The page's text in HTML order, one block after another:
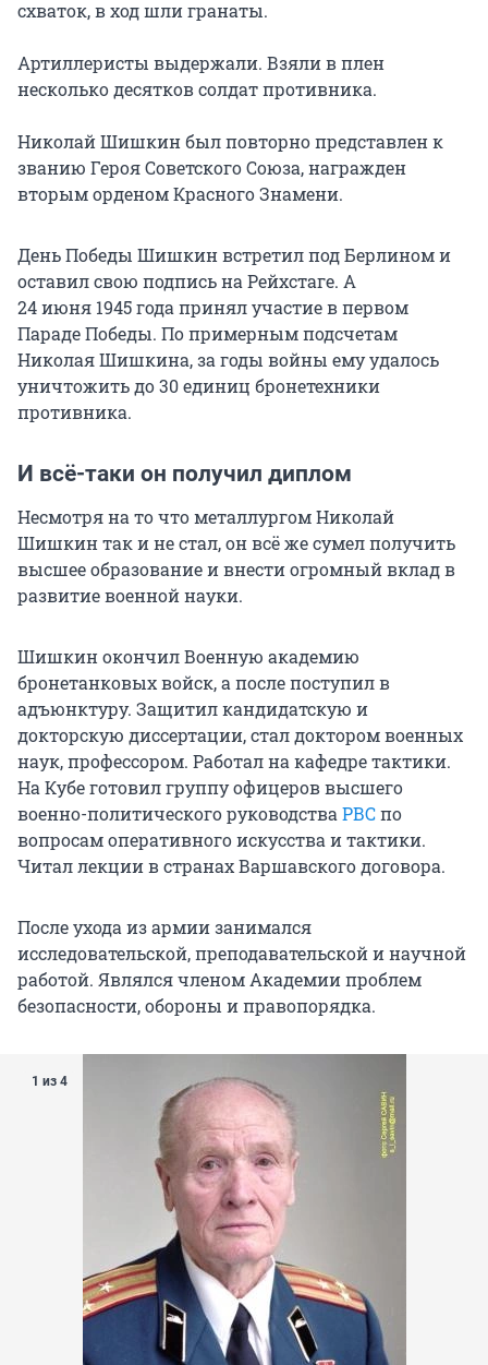
схваток, в ход шли гранаты.
Артиллеристы выдержали. Взяли в плен
несколько десятков солдат противника.
Николай Шишкин был повторно представлен к
званию Героя Советского Союза, награжден
вторым орденом Красного Знамени.
День Победы Шишкин встретил под Берлином и
оставил свою подпись на Рейхстаге. А
24 июня 1945 года принял участие в первом
Параде Победы. По примерным подсчетам
Николая Шишкина, за годы войны ему удалось
уничтожить до30 единиц бронетехники
противника.
И всё-таки он получил диплом
Несмотря на то что металлургом Николай
Шишкин так и не стал, он всё же сумел получить
высшее образование и внести огромный вклад в
развитие военной науки.
Шишкин окончил Военную академию
бронетанковых войск, а после поступилв
адъюнктуру. Защитил кандидатскую и
докторскую диссертации, стал доктором военных
наук, профессором. Работал на кафедре тактики.
На Кубе готовил группу офицеров высшего
военно-политического руководства РВСпо
вопросам оперативного искусства и тактики.
Читал лекции в странах Варшавского договора.
После ухода из армии занимался
исследовательской, преподавательской и научной
работой. Являлся членом Академии проблем
безопасности, обороны и правопорядка.
1 из 4